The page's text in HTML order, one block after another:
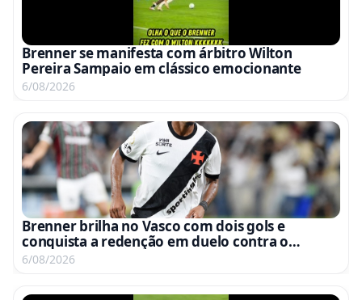
Brenner se manifesta com árbitro Wilton
Pereira Sampaio em clássico emocionante
6/08/2026
Brenner brilha no Vasco com dois gols e
conquista a redenção em duelo contra o
Fluminense
6/08/2026